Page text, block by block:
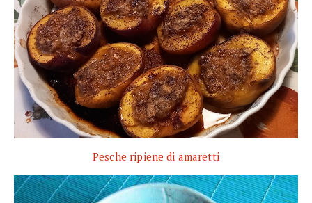
Pesche ripiene di amaretti